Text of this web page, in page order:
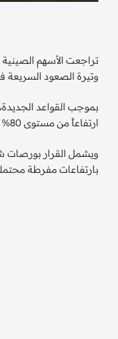
تراجعت الأسهم
وتيرة الصعود السريعة في السوق، التي أضافت نحو
ارتفاعاً من مستوى 80% سابقاً، وفقاً لبيان صادر عن بورصة شنتشن.
ويشمل القرار بورصات
بارتفاعات مفرطة